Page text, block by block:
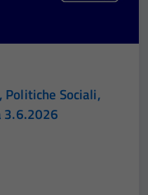
Politiche Sociali,
3.6.2026